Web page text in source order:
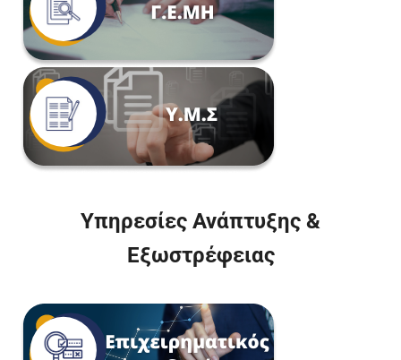
Υπηρεσίες Ανάπτυξης &
Εξωστρέφειας